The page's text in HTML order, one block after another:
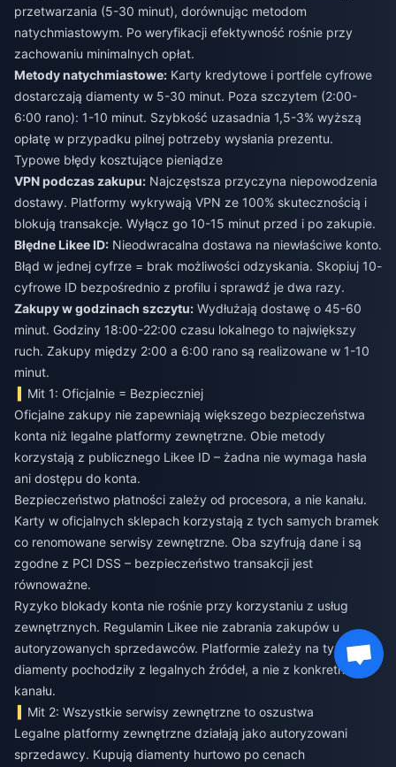
przetwarzania (5-30 minut), dorównując metodom
natychmiastowym. Po weryfikacji efektywność rośnie przy
zachowaniu minimalnych opłat.
Metody natychmiastowe: Karty kredytowe i portfele cyfrowe
dostarczają diamenty w 5-30 minut. Poza szczytem (2:00-
6:00 rano): 1-10 minut. Szybkość uzasadnia 1,5-3% wyższą
opłatę w przypadku pilnej potrzeby wysłania prezentu.
Typowe błędy kosztujące pieniądze
VPN podczas zakupu: Najczęstsza przyczyna niepowodzenia
dostawy. Platformy wykrywają VPN ze 100% skutecznością i
blokują transakcje. Wyłącz go 10-15 minut przed i po zakupie.
Błędne Likee ID: Nieodwracalna dostawa na niewłaściwe konto.
Błąd w jednej cyfrze = brak możliwości odzyskania. Skopiuj 10-
cyfrowe ID bezpośrednio z profilu i sprawdź je dwa razy.
Zakupy w godzinach szczytu: Wydłużają dostawę o 45-60
minut. Godziny 18:00-22:00 czasu lokalnego to największy
ruch. Zakupy między 2:00 a 6:00 rano są realizowane w 1-10
minut.
Mit 1: Oficjalnie = Bezpieczniej
Oficjalne zakupy nie zapewniają większego bezpieczeństwa
konta niż legalne platformy zewnętrzne. Obie metody
korzystają z publicznego Likee ID – żadna nie wymaga hasła
ani dostępu do konta.
Bezpieczeństwo płatności zależy od procesora, a nie kanału.
Karty w oficjalnych sklepach korzystają z tych samych bramek
co renomowane serwisy zewnętrzne. Oba szyfrują dane i są
zgodne z PCI DSS – bezpieczeństwo transakcji jest
równoważne.
Ryzyko blokady konta nie rośnie przy korzystaniu z usług
zewnętrznych. Regulamin Likee nie zabrania zakupów u
autoryzowanych sprzedawców. Platformie zależy na tym, by
diamenty pochodziły z legalnych źródeł, a nie z konkretnego
kanału.
Mit 2: Wszystkie serwisy zewnętrzne to oszustwa
Legalne platformy zewnętrzne działają jako autoryzowani
sprzedawcy. Kupują diamenty hurtowo po cenach